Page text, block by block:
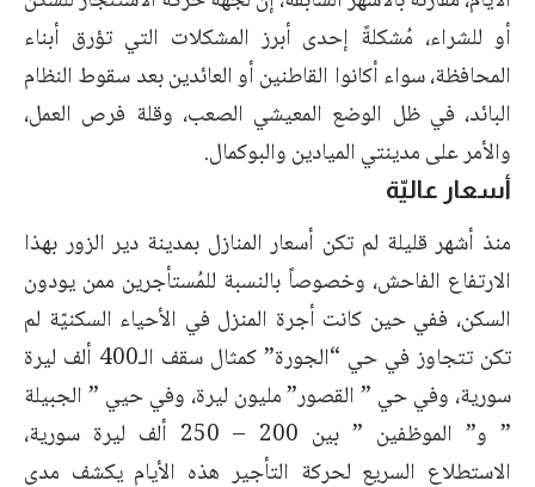
أو للشراء، مُشكلةً إحدى أبرز المشكلات التي تؤرق أبناء
المحافظة، سواء أكانوا القاطنين أو العائدين بعد سقوط النظام
البائد، في ظل الوضع المعيشي الصعب، وقلة فرص العمل،
والأمر على مدينتي الميادين والبوكمال.
أسعار عاليّة
منذ أشهر قليلة لم تكن أسعار المنازل بمدينة دير الزور بهذا
الارتفاع الفاحش، وخصوصاً بالنسبة للمُستأجرين ممن يودون
السكن، ففي حين كانت أجرة المنزل في الأحياء السكنيّة لم
تكن تتجاوز في حي “الجورة” كمثال سقف الـ400 ألف ليرة
سورية، وفي حي ” القصور” مليون ليرة، وفي حيي ” الجبيلة
” و” الموظفين ” بين 200 – 250 ألف ليرة سورية،
الاستطلاع السريع لحركة التأجير هذه الأيام يكشف مدى